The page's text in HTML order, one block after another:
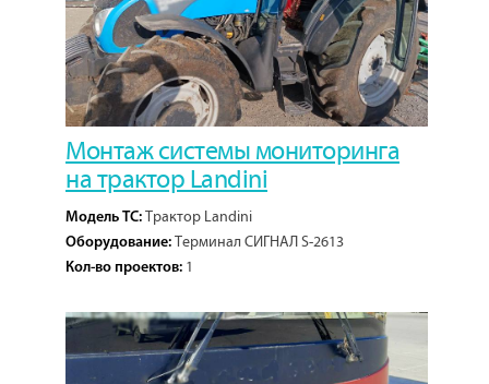
Монтаж системы мониторинга
на трактор Landini
Модель ТС: Трактор Landini
Оборудование: Терминал СИГНАЛ S-2613
Кол-во проектов: 1